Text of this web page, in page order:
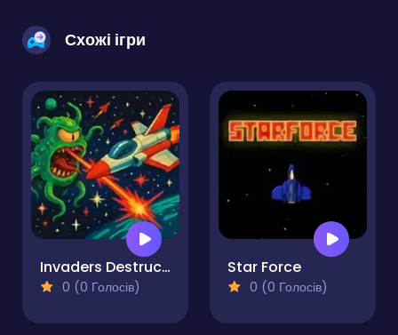
Схожі ігри
Invaders Destruction
0 (0 Голосів)
Star Force
0 (0 Голосів)